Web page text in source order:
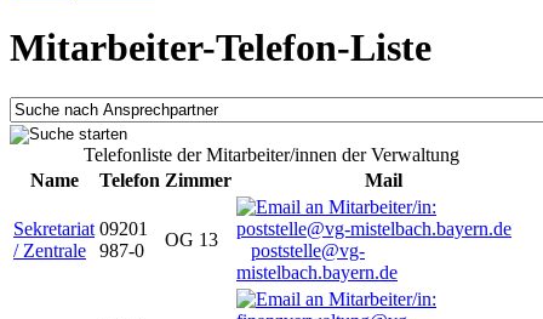
Mitarbeiter-Telefon-Liste
Telefonliste der Mitarbeiter/innen der Verwaltung
Name
Telefon Zimmer Mail
Sekretariat
/ Zentrale
09201
987-0
OG 13
poststelle@vg-
mistelbach.bayern.de